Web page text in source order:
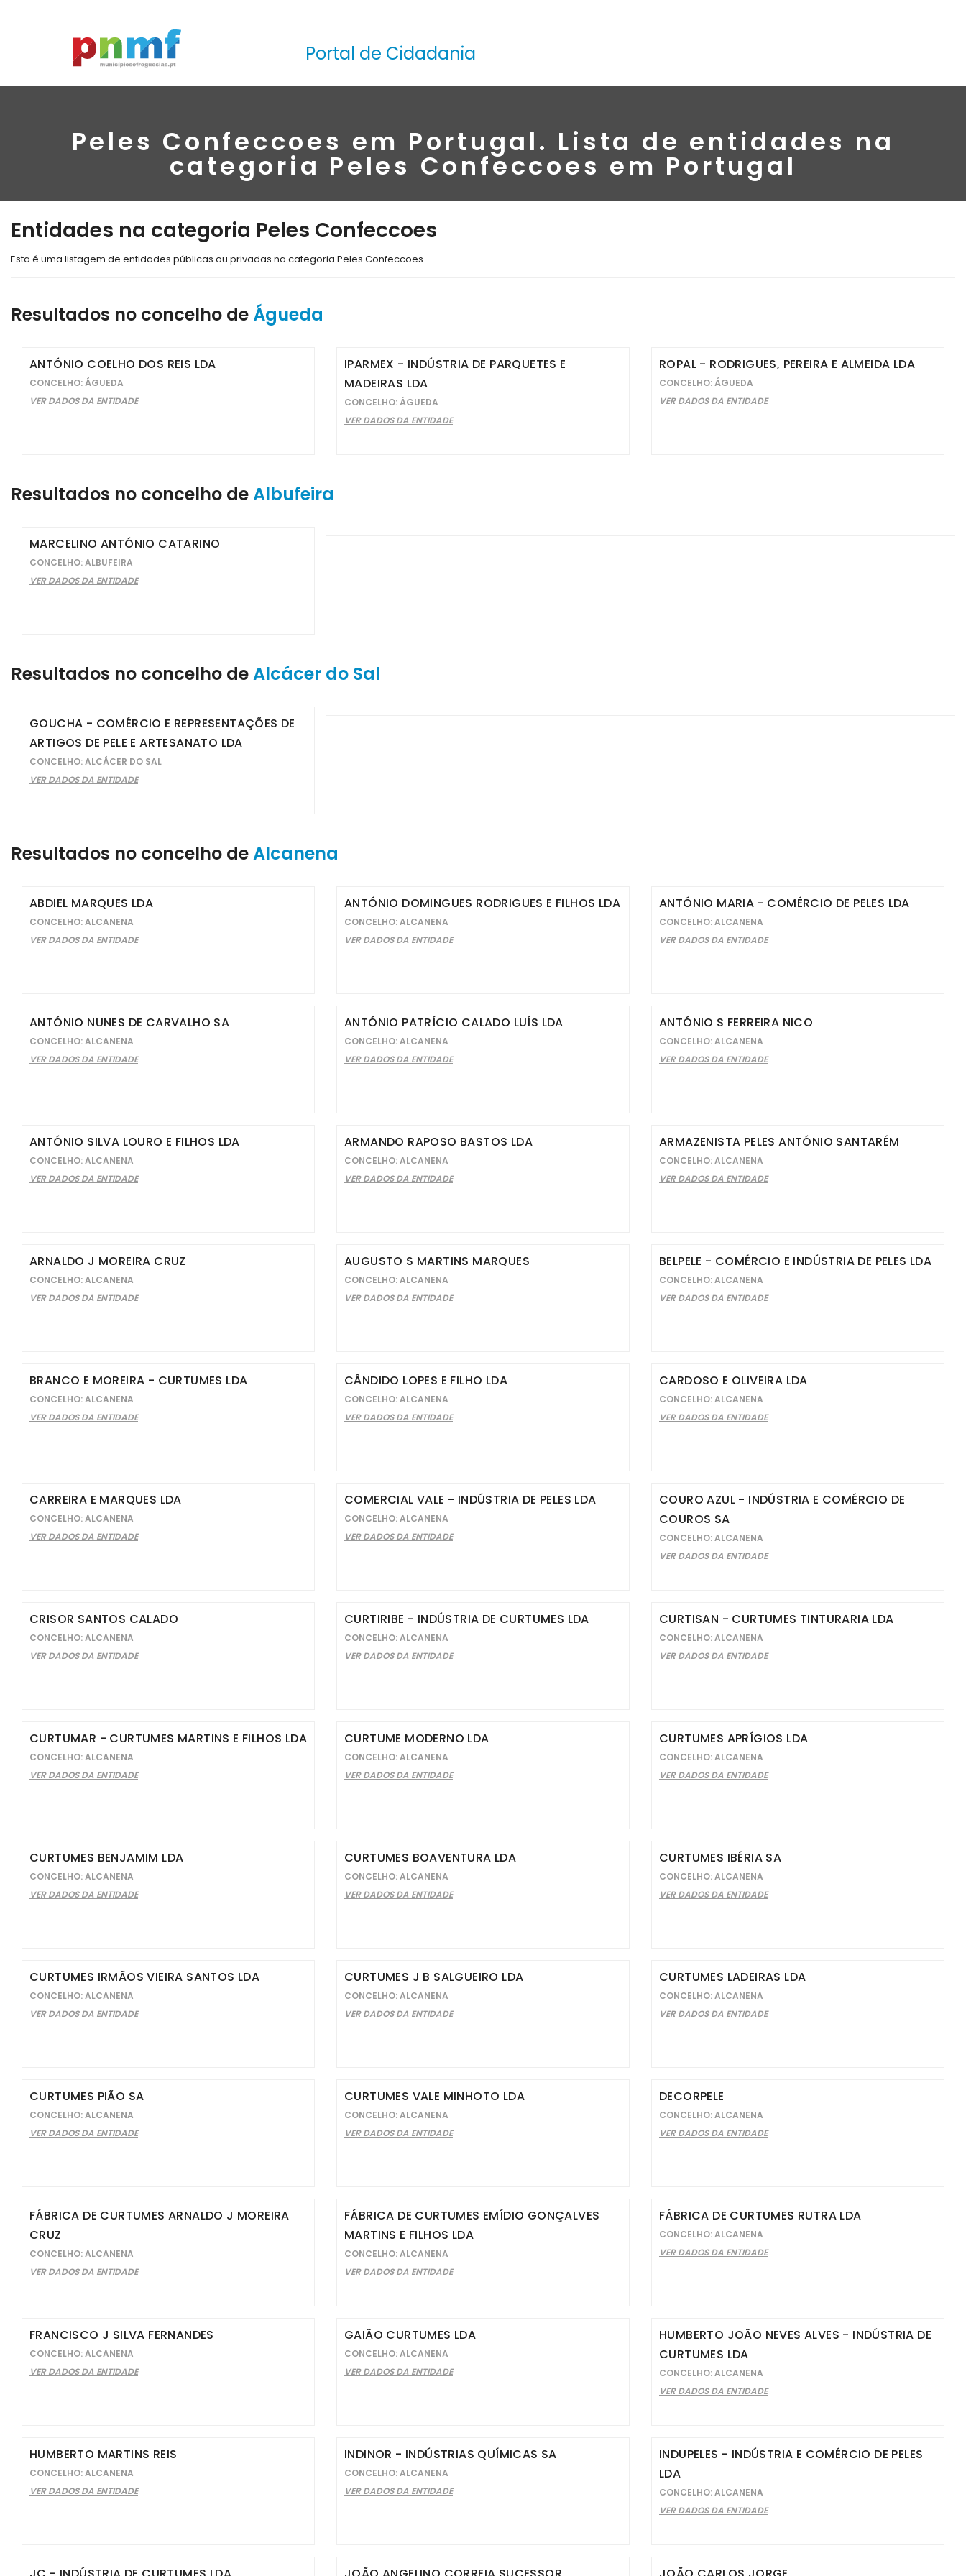
Portal de Cidadania
Peles Confeccoes em Portugal. Lista de entidades na
categoria Peles Confeccoes em Portugal
Entidades na categoria Peles Confeccoes
Esta é uma listagem de entidades públicas ou privadas na categoria Peles Confeccoes
Resultados no concelho de Águeda
ANTÓNIO COELHO DOS REIS LDA
CONCELHO: ÁGUEDA
VER DADOS DA ENTIDADE
IPARMEX - INDÚSTRIA DE PARQUETES E
MADEIRAS LDA
CONCELHO: ÁGUEDA
VER DADOS DA ENTIDADE
ROPAL - RODRIGUES, PEREIRA E ALMEIDA LDA
CONCELHO: ÁGUEDA
VER DADOS DA ENTIDADE
Resultados no concelho deAlbufeira
MARCELINO ANTÓNIO CATARINO
CONCELHO: ALBUFEIRA
VER DADOS DA ENTIDADE
Resultados no concelho deAlcácer do Sal
GOUCHA - COMÉRCIO E REPRESENTAÇÕES DE
ARTIGOS DE PELE E ARTESANATO LDA
CONCELHO: ALCÁCER DO SAL
VER DADOS DA ENTIDADE
Resultados no concelho deAlcanena
ABDIEL MARQUES LDA
CONCELHO: ALCANENA
VER DADOS DA ENTIDADE
ANTÓNIO DOMINGUES RODRIGUES E FILHOS LDA
CONCELHO: ALCANENA
VER DADOS DA ENTIDADE
ANTÓNIO MARIA - COMÉRCIO DE PELES LDA
CONCELHO: ALCANENA
VER DADOS DA ENTIDADE
ANTÓNIO NUNES DE CARVALHO SA
CONCELHO: ALCANENA
VER DADOS DA ENTIDADE
ANTÓNIO PATRÍCIO CALADO LUÍS LDA
CONCELHO: ALCANENA
VER DADOS DA ENTIDADE
ANTÓNIO S FERREIRA NICO
CONCELHO: ALCANENA
VER DADOS DA ENTIDADE
ANTÓNIO SILVA LOURO E FILHOS LDA
CONCELHO: ALCANENA
VER DADOS DA ENTIDADE
ARMANDO RAPOSO BASTOS LDA
CONCELHO: ALCANENA
VER DADOS DA ENTIDADE
ARMAZENISTA PELES ANTÓNIO SANTARÉM
CONCELHO: ALCANENA
VER DADOS DA ENTIDADE
ARNALDO J MOREIRA CRUZ
CONCELHO: ALCANENA
VER DADOS DA ENTIDADE
AUGUSTO S MARTINS MARQUES
CONCELHO: ALCANENA
VER DADOS DA ENTIDADE
BELPELE - COMÉRCIO E INDÚSTRIA DE PELES LDA
CONCELHO: ALCANENA
VER DADOS DA ENTIDADE
BRANCO E MOREIRA - CURTUMES LDA
CONCELHO: ALCANENA
VER DADOS DA ENTIDADE
CÂNDIDO LOPES E FILHO LDA
CONCELHO: ALCANENA
VER DADOS DA ENTIDADE
CARDOSO E OLIVEIRA LDA
CONCELHO: ALCANENA
VER DADOS DA ENTIDADE
CARREIRA E MARQUES LDA
CONCELHO: ALCANENA
VER DADOS DA ENTIDADE
COMERCIAL VALE - INDÚSTRIA DE PELES LDA
CONCELHO: ALCANENA
VER DADOS DA ENTIDADE
COURO AZUL - INDÚSTRIA E COMÉRCIO DE
COUROS SA
CONCELHO: ALCANENA
VER DADOS DA ENTIDADE
CRISOR SANTOS CALADO
CONCELHO: ALCANENA
VER DADOS DA ENTIDADE
CURTIRIBE - INDÚSTRIA DE CURTUMES LDA
CONCELHO: ALCANENA
VER DADOS DA ENTIDADE
CURTISAN - CURTUMES TINTURARIA LDA
CONCELHO: ALCANENA
VER DADOS DA ENTIDADE
CURTUMAR - CURTUMES MARTINS E FILHOS LDA
CONCELHO: ALCANENA
VER DADOS DA ENTIDADE
CURTUME MODERNO LDA
CONCELHO: ALCANENA
VER DADOS DA ENTIDADE
CURTUMES APRÍGIOS LDA
CONCELHO: ALCANENA
VER DADOS DA ENTIDADE
CURTUMES BENJAMIM LDA
CONCELHO: ALCANENA
VER DADOS DA ENTIDADE
CURTUMES BOAVENTURA LDA
CONCELHO: ALCANENA
VER DADOS DA ENTIDADE
CURTUMES IBÉRIA SA
CONCELHO: ALCANENA
VER DADOS DA ENTIDADE
CURTUMES IRMÃOS VIEIRA SANTOS LDA
CONCELHO: ALCANENA
VER DADOS DA ENTIDADE
CURTUMES J B SALGUEIRO LDA
CONCELHO: ALCANENA
VER DADOS DA ENTIDADE
CURTUMES LADEIRAS LDA
CONCELHO: ALCANENA
VER DADOS DA ENTIDADE
CURTUMES PIÃO SA
CONCELHO: ALCANENA
VER DADOS DA ENTIDADE
CURTUMES VALE MINHOTO LDA
CONCELHO: ALCANENA
VER DADOS DA ENTIDADE
DECORPELE
CONCELHO: ALCANENA
VER DADOS DA ENTIDADE
FÁBRICA DE CURTUMES ARNALDO J MOREIRA
CRUZ
CONCELHO: ALCANENA
VER DADOS DA ENTIDADE
FÁBRICA DE CURTUMES EMÍDIO GONÇALVES
MARTINS E FILHOS LDA
CONCELHO: ALCANENA
VER DADOS DA ENTIDADE
FÁBRICA DE CURTUMES RUTRA LDA
CONCELHO: ALCANENA
VER DADOS DA ENTIDADE
FRANCISCO J SILVA FERNANDES
CONCELHO: ALCANENA
VER DADOS DA ENTIDADE
GAIÃO CURTUMES LDA
CONCELHO: ALCANENA
VER DADOS DA ENTIDADE
HUMBERTO JOÃO NEVES ALVES - INDÚSTRIA DE
CURTUMES LDA
CONCELHO: ALCANENA
VER DADOS DA ENTIDADE
HUMBERTO MARTINS REIS
CONCELHO: ALCANENA
VER DADOS DA ENTIDADE
INDINOR - INDÚSTRIAS QUÍMICAS SA
CONCELHO: ALCANENA
VER DADOS DA ENTIDADE
INDUPELES - INDÚSTRIA E COMÉRCIO DE PELES
LDA
CONCELHO: ALCANENA
VER DADOS DA ENTIDADE